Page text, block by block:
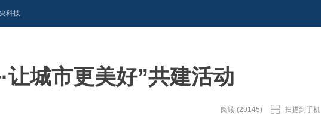
科技
让城市更美好”共建活动
阅读 (29145) 扫描到手机